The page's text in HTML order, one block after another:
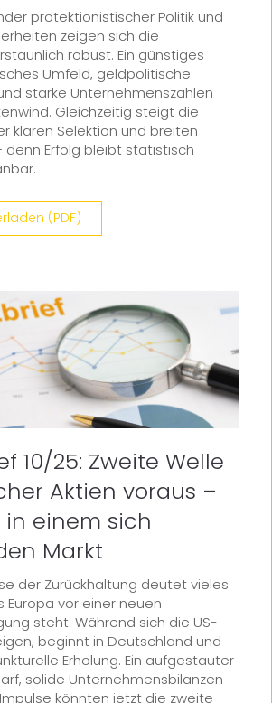
protektionistischer Politik und
zeigen sich die
robust. Ein günstiges
Umfeld, geldpolitische
starke Unternehmenszahlen
Gleichzeitig steigt die
klaren Selektion und breiten
denn Erfolg bleibt statistisch
(PDF)
10/25: Zweite Welle
Aktien voraus –
einem sich
Markt
der Zurückhaltung deutet vieles
Europa vor einer neuen
steht. Während sich die US-
beginnt in Deutschland und
Erholung. Ein aufgestauter
solide Unternehmensbilanzen
könnten jetzt die zweite